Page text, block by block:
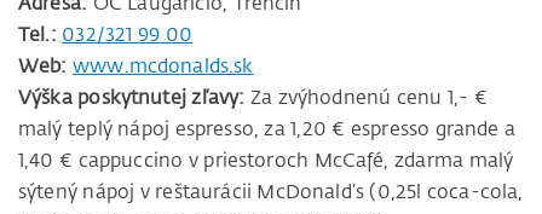
Tel.: 032/321 99 00
Web:www.mcdonalds.sk
Výška poskytnutej zľavy: Za zvýhodnenú cenu 1,- €
malý teplý nápoj espresso, za 1,20 € espresso grande a
1,40 € cappuccino v priestoroch McCafé, zdarma malý
sýtený nápoj v reštaurácii McDonald’s (0,25l coca-cola,